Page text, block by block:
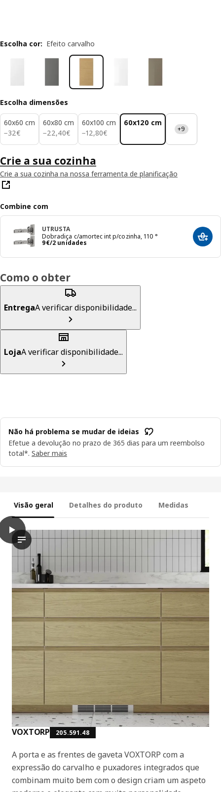
Escolha cor: Efeito carvalho
Escolha dimensões
60x60 cm
−32€
32€
60x80 cm
−22,40€
22,40€
60x100 cm
−12,80€
12,80€
60x120 cm
+9
Crie a sua cozinha
Crie a sua cozinha na nossa ferramenta de planificação
Combine com
UTRUSTA
Dobradiça c/amortec int p/cozinha, 110 °
9€/2 unidades
Preço 9€/2 unidades
Como o obter
EntregaA verificar disponibilidade...
LojaA verificar disponibilidade...
Não há problema se mudar de ideias
Efetue a devolução no prazo de 365 dias para um reembolso
total*. Saber mais
Visão geral Detalhes do produto Medidas
VOXTORP 205.591.48
A porta e as frentes de gaveta VOXTORP com a
expressão do carvalho e puxadores integrados que
combinam muito bem com o design criam um aspeto
play
O vídeo exibe um objeto que parece ser uma porta de
VOXTORP Porta, efeito carvalho, 60x120 cm